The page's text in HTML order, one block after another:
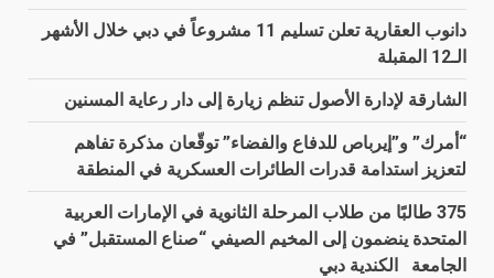
دانوب العقارية تعلن تسليم 11 مشروعاً في دبي خلال الأشهر
الـ12 المقبلة
الشارقة لإدارة الأصول تنظم زيارة إلى دار رعاية المسنين
“أمرك” و”إيرباص للدفاع والفضاء” توقّعان مذكرة تفاهم
لتعزيز استدامة قدرات الطائرات العسكرية في المنطقة
375 طالبًا من طلاب المرحلة الثانوية في الإمارات العربية
المتحدة ينضمون إلى المخيم الصيفي “صناع المستقبل” في
الجامعة الكندية دبي